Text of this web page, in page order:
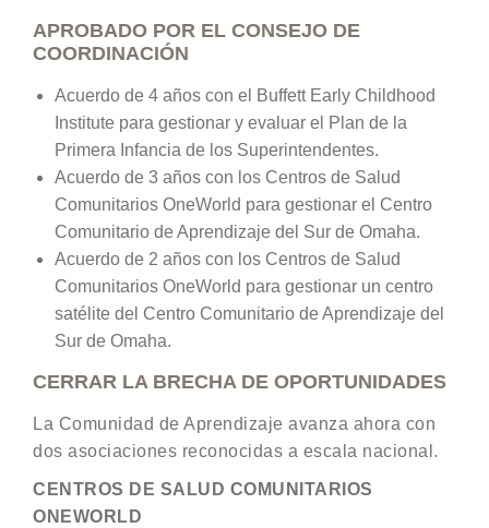
APROBADO POR EL CONSEJO DE
COORDINACIÓN
Acuerdo de 4 años con el Buffett Early Childhood
Institute para gestionar y evaluar el Plan de la
Primera Infancia de los Superintendentes.
Acuerdo de 3 años con los Centros de Salud
Comunitarios OneWorld para gestionar el Centro
Comunitario de Aprendizaje del Sur de Omaha.
Acuerdo de 2 años con los Centros de Salud
Comunitarios OneWorld para gestionar un centro
satélite del Centro Comunitario de Aprendizaje del
Sur de Omaha.
CERRAR LA BRECHA DE OPORTUNIDADES
La Comunidad de Aprendizaje avanza ahora con
dos asociaciones reconocidas a escala nacional.
CENTROS DE SALUD COMUNITARIOS
ONEWORLD